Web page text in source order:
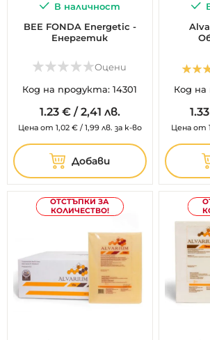
В наличност
BEE FONDA Energetic -
Енергетик
Оцени
Код на продукта: 14301
1.23 €/ 2,41 лв.
Цена от 1,02 €/ 1,99 лв. за к-во
Добави
Код на
1.33
Цена от
ОТСТЪПКИ ЗА
КОЛИЧЕСТВО!